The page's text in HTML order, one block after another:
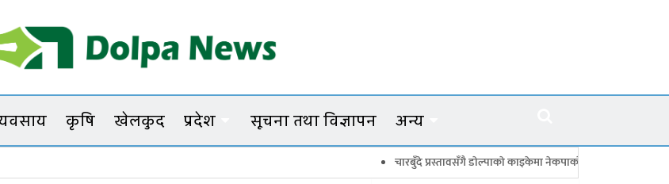
कृषि खेलकुद प्रदेश सूचना तथा विज्ञापन अन्य
चारबुँदे प्रस्तावसँगै डाेल्पाकाे काइकेमा नेकपाकाे ९९ सदस्यीय गाउँ समिति गठन